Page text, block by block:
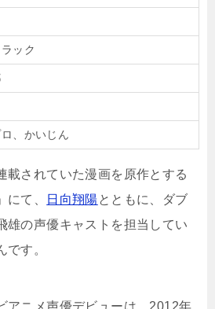
ック
、かいじん
載されていた漫画を原作とする
にて、
日向翔陽とともに、ダブ
雄の声優キャストを担当してい
です。
アニメ声優デビューは、2012年